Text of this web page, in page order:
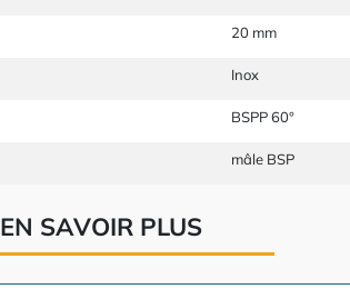
20 mm
Inox
BSPP 60°
mâle BSP
EN SAVOIR PLUS